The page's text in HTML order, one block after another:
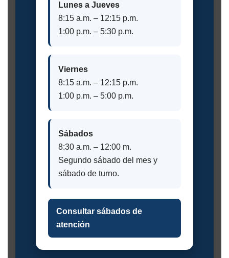
Lunes a Jueves
8:15 a.m. – 12:15 p.m.
1:00 p.m. – 5:30 p.m.
Viernes
8:15 a.m. – 12:15 p.m.
1:00 p.m. – 5:00 p.m.
Sábados
8:30 a.m. – 12:00 m.
Segundo sábado del mes y
sábado de turno.
Consultar sábados de
atención